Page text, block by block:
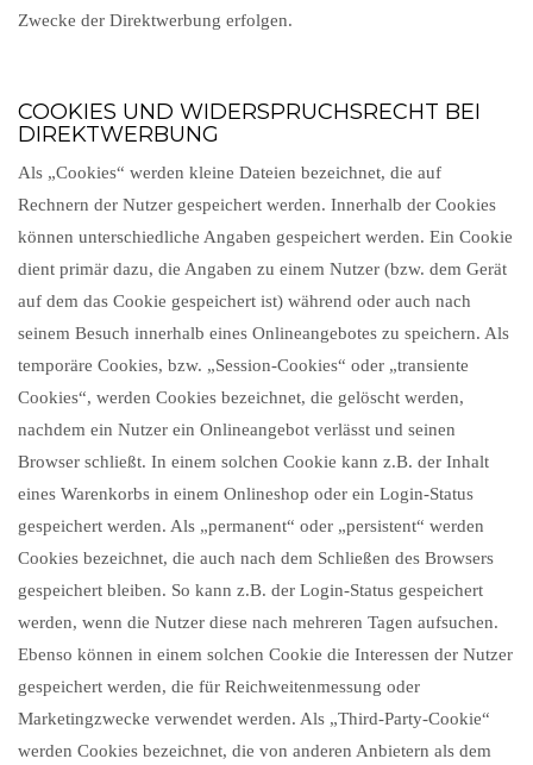
Zwecke der Direktwerbung erfolgen.
COOKIES UND WIDERSPRUCHSRECHT BEI
DIREKTWERBUNG
Als „Cookies“ werden kleine Dateien bezeichnet, die auf
Rechnern der Nutzer gespeichert werden. Innerhalb der Cookies
können unterschiedliche Angaben gespeichert werden. Ein Cookie
dient primär dazu, die Angaben zu einem Nutzer (bzw. dem Gerät
auf dem das Cookie gespeichert ist) während oder auch nach
seinem Besuch innerhalb eines Onlineangebotes zu speichern. Als
temporäre Cookies, bzw. „Session-Cookies“ oder „transiente
Cookies“, werden Cookies bezeichnet, die gelöscht werden,
nachdem ein Nutzer ein Onlineangebot verlässt und seinen
Browser schließt. In einem solchen Cookie kann z.B. der Inhalt
eines Warenkorbs in einem Onlineshop oder ein Login-Status
gespeichert werden. Als „permanent“ oder „persistent“ werden
Cookies bezeichnet, die auch nach dem Schließen des Browsers
gespeichert bleiben. So kann z.B. der Login-Status gespeichert
werden, wenn die Nutzer diese nach mehreren Tagen aufsuchen.
Ebenso können in einem solchen Cookie die Interessen der Nutzer
gespeichert werden, die für Reichweitenmessung oder
Marketingzwecke verwendet werden. Als „Third-Party-Cookie“
werden Cookies bezeichnet, die von anderen Anbietern als dem